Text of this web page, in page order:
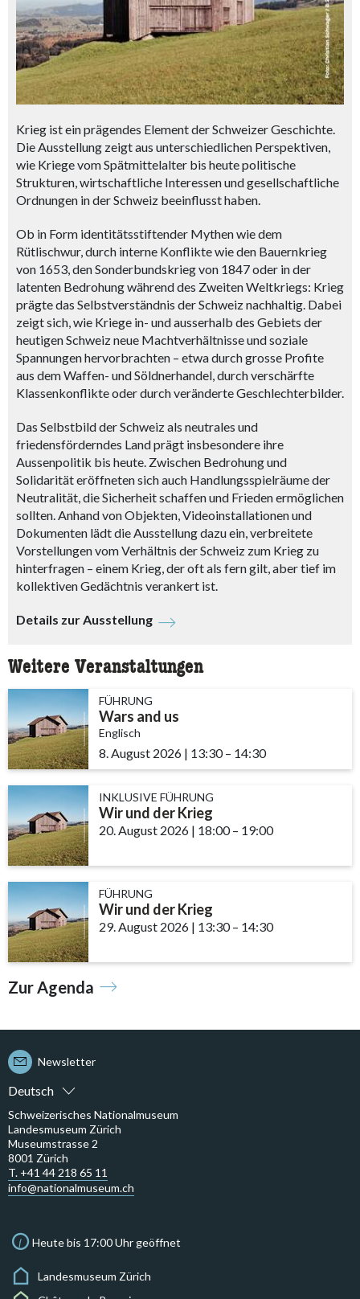
Krieg ist ein prägendes Element der Schweizer Geschichte.
Die Ausstellung zeigt aus unterschiedlichen Perspektiven,
wie Kriege vom Spätmittelalter bis heute politische
Strukturen, wirtschaftliche Interessen und gesellschaftliche
Ordnungen in der Schweiz beeinflusst haben.
Ob in Form identitätsstiftender Mythen wie dem
Rütlischwur, durch interne Konflikte wie den Bauernkrieg
von 1653, den Sonderbundskrieg von 1847 oder in der
latenten Bedrohung während des Zweiten Weltkriegs: Krieg
prägte das Selbstverständnis der Schweiz nachhaltig. Dabei
zeigt sich, wie Kriege in- und ausserhalb des Gebiets der
heutigen Schweiz neue Machtverhältnisse und soziale
Spannungen hervorbrachten – etwa durch grosse Profite
aus dem Waffen- und Söldnerhandel, durch verschärfte
Klassenkonflikte oder durch veränderte Geschlechterbilder.
Das Selbstbild der Schweiz als neutrales und
friedensförderndes Land prägt insbesondere ihre
Aussenpolitik bis heute. Zwischen Bedrohung und
Solidarität eröffneten sich auch Handlungsspielräume der
Neutralität, die Sicherheit schaffen und Frieden ermöglichen
sollten. Anhand von Objekten, Videoinstallationen und
Dokumenten lädt die Ausstellung dazu ein, verbreitete
Vorstellungen vom Verhältnis der Schweiz zum Krieg zu
hinterfragen – einem Krieg, der oft als fern gilt, aber tief im
kollektiven Gedächtnis verankert ist.
Details zur Ausstellung
Weitere Veranstaltungen
FÜHRUNG
Wars and us
Englisch
8. August 2026 | 13:30accessibility.time_to
– 14:30
INKLUSIVE FÜHRUNG
Wir und der Krieg
20. August 2026 | 18:00accessibility.time_to
– 19:00
FÜHRUNG
Wir und der Krieg
29. August 2026 | 13:30accessibility.time_to
– 14:30
Zur Agenda
Deutsch
Newsletter
Schweizerisches Nationalmuseum
Landesmuseum Zürich
Museumstrasse 2
8001 Zürich
T. +41 44 218 65 11
info@nationalmuseum.ch
Heute bis 17:00 Uhr geöffnet
Landesmuseum Zürich